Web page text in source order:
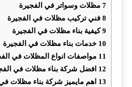
7 مظلات وسواتر في الفجيرة
8 فني تركيب مظلات في الفجيرة
9كيفية بناء مظلات في الفجيرة
10 خدمات بناء مظلات في الفجيرة
11 مواصفات انواع المظلات في
12 افضل شركة بناء مظلات في
13 اهم مايميز شركة بناء مظلات